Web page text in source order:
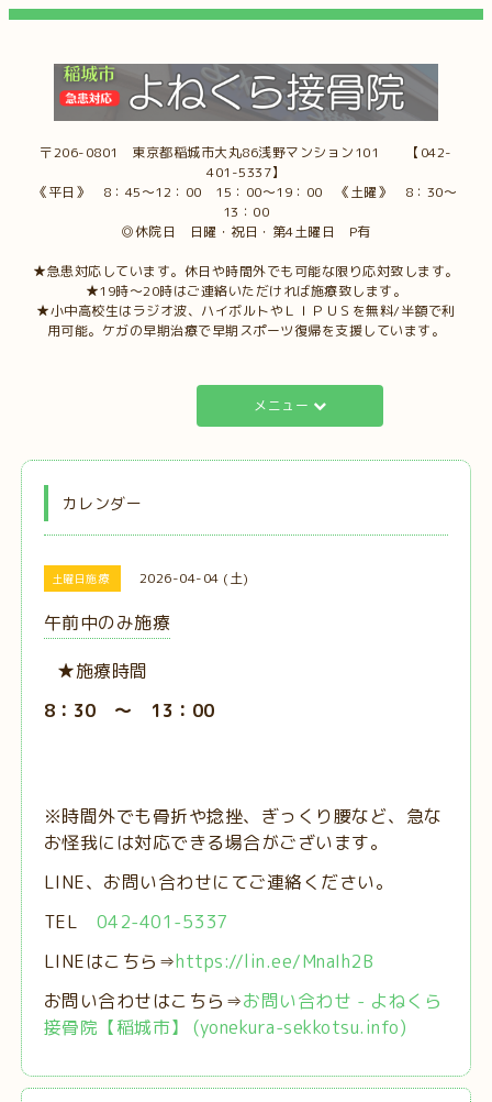
〒206-0801 東京都稲城市大丸86浅野マンション101 【042-
401-5337】
《平日》 8：45～12：00 15：00～19：00 《土曜》 8：30～
13：00
◎休院日 日曜・祝日・第4土曜日 P有
★急患対応しています。休日や時間外でも可能な限り応対致します。
★19時～20時はご連絡いただければ施療致します。
★小中高校生はラジオ波、ハイボルトやＬＩＰＵＳを無料/半額で利
用可能。ケガの早期治療で早期スポーツ復帰を支援しています。
メニュー
カレンダー
土曜日施療 2026-04-04 (土)
午前中のみ施療
★施療時間
8：30 ～ 13：00
※時間外でも骨折や捻挫、ぎっくり腰など、急な
お怪我には対応できる場合がございます。
LINE、お問い合わせにてご連絡ください。
TEL 042-401-5337
LINEはこちら⇒https://lin.ee/MnaIh2B
お問い合わせはこちら⇒お問い合わせ - よねくら
接骨院【稲城市】 (yonekura-sekkotsu.info)